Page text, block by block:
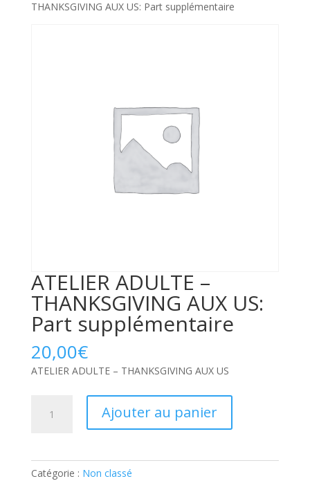
THANKSGIVING AUX US: Part supplémentaire
ATELIER ADULTE –
THANKSGIVING AUX US:
Part supplémentaire
20,00€
ATELIER ADULTE – THANKSGIVING AUX US
THANKSGIVING
Ajouter au panier
Catégorie : Non classé